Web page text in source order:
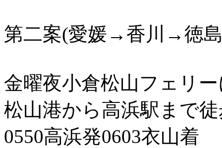
第二案(愛媛→香川→徳
金曜夜小倉松山フェリ
松山港から高浜駅まで
0550高浜発0603衣山着